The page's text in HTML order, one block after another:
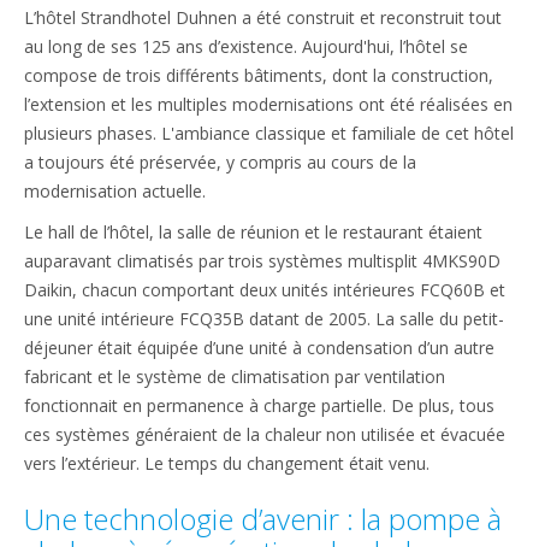
L’hôtel Strandhotel Duhnen a été construit et reconstruit tout
au long de ses 125 ans d’existence. Aujourd'hui, l’hôtel se
compose de trois différents bâtiments, dont la construction,
l’extension et les multiples modernisations ont été réalisées en
plusieurs phases. L'ambiance classique et familiale de cet hôtel
a toujours été préservée, y compris au cours de la
modernisation actuelle.
Le hall de l’hôtel, la salle de réunion et le restaurant étaient
auparavant climatisés par trois systèmes multisplit 4MKS90D
Daikin, chacun comportant deux unités intérieures FCQ60B et
une unité intérieure FCQ35B datant de 2005. La salle du petit-
déjeuner était équipée d’une unité à condensation d’un autre
fabricant et le système de climatisation par ventilation
fonctionnait en permanence à charge partielle. De plus, tous
ces systèmes généraient de la chaleur non utilisée et évacuée
vers l’extérieur. Le temps du changement était venu.
Une technologie d’avenir : la pompe à